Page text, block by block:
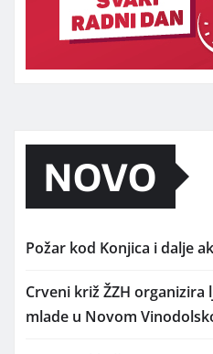
NOVO
Požar kod Konjica i dalje
Crveni križ ŽZH organizira
mlade u Novom